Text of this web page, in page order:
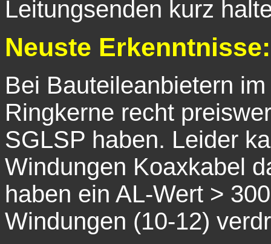
Leitungsenden kurz
Neuste Erkenntnisse:
Bei Bauteileanbietern
Ringkerne recht
SGLSP haben. Leider
Windungen Koaxkabel
haben ein AL-Wert >
Windungen (10-12)